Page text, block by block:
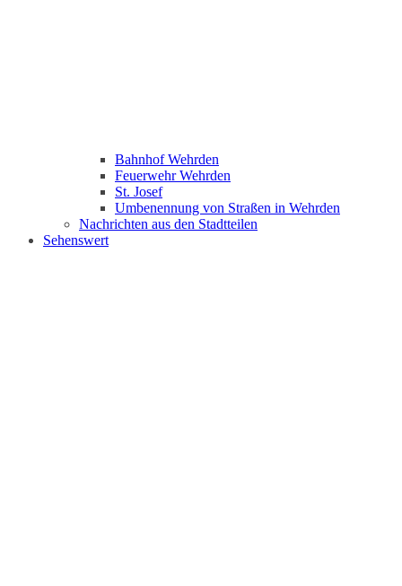
Bahnhof Wehrden
Feuerwehr Wehrden
St. Josef
Umbenennung von Straßen in Wehrden
Nachrichten aus den Stadtteilen
Sehenswert